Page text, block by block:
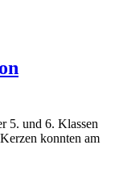
5. und 6. Klassen
konnten am